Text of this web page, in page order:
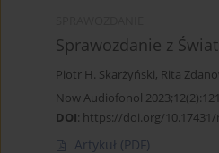
Sprawozdanie z
Piotr H. Skarżyński, Rita
Now Audiofonol 2023;12(2):121
DOI: https://doi.org/10.17431/
Artykuł (PDF)